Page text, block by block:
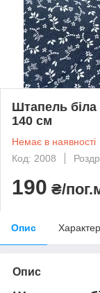
Штапель біла
140 см
Немає в наявності
Код: 2008
190 ₴/
Опис
Опис